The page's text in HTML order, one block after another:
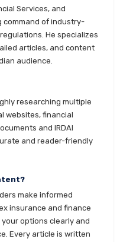
Services, and
command of industry-
He specializes
articles, and content
audience.
researching multiple
websites, financial
and IRDAI
and reader-friendly
make informed
insurance and finance
options clearly and
Every article is written